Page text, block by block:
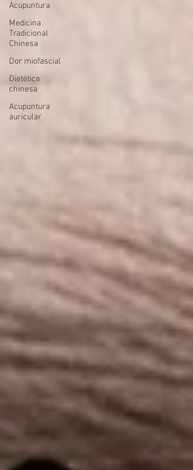
Acupuntura
Medicina
Tradicional
Chinesa
Dor miofascial
Dietética
chinesa
Acupuntura
auricular